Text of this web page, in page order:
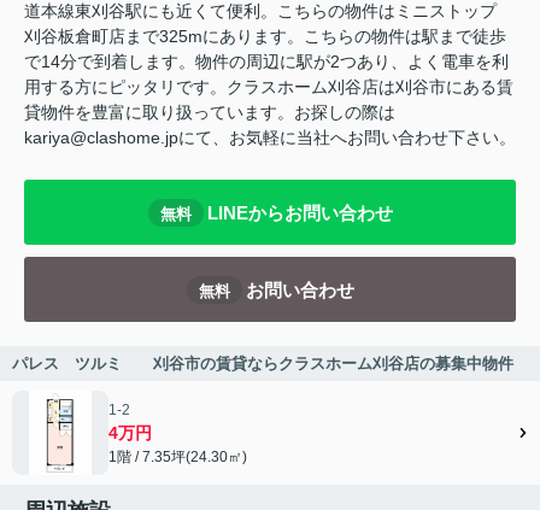
道本線東刈谷駅にも近くて便利。こちらの物件はミニストップ
刈谷板倉町店まで325mにあります。こちらの物件は駅まで徒歩
で14分で到着します。物件の周辺に駅が2つあり、よく電車を利
用する方にピッタリです。クラスホーム刈谷店は刈谷市にある賃
貸物件を豊富に取り扱っています。お探しの際は
kariya@clashome.jpにて、お気軽に当社へお問い合わせ下さい。
無料 LINEからお問い合わせ
無料 お問い合わせ
パレス ツルミ 刈谷市の賃貸ならクラスホーム刈谷店の募集中物件
1-2
4万円
1階 / 7.35坪(24.30㎡)